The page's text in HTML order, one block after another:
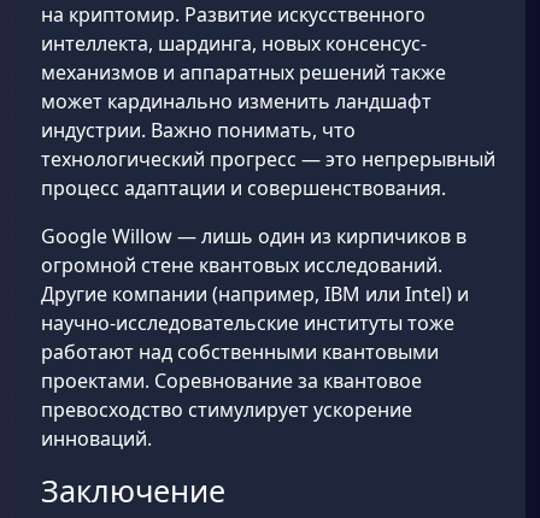
на криптомир. Развитие искусственного
интеллекта, шардинга, новых консенсус-
механизмов и аппаратных решений также
может кардинально изменить ландшафт
индустрии. Важно понимать, что
технологический прогресс — это непрерывный
процесс адаптации и совершенствования.
Google Willow — лишь один из кирпичиков в
огромной стене квантовых исследований.
Другие компании (например, IBM или Intel) и
научно-исследовательские институты тоже
работают над собственными квантовыми
проектами. Соревнование за квантовое
превосходство стимулирует ускорение
инноваций.
Заключение